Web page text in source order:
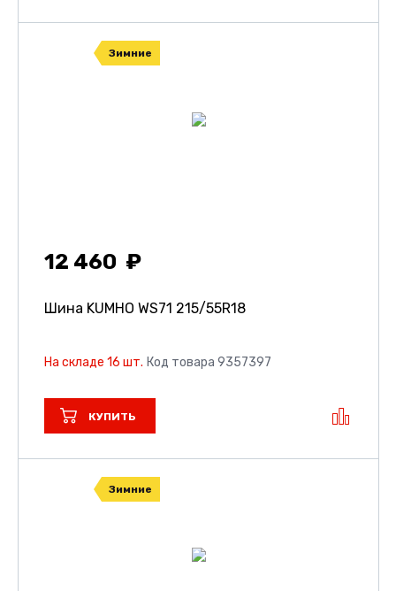
Зимние
12 460
Шина KUMHO WS71 215/55R18
На складе 16 шт. Код товара 9357397
КУПИТЬ
Зимние